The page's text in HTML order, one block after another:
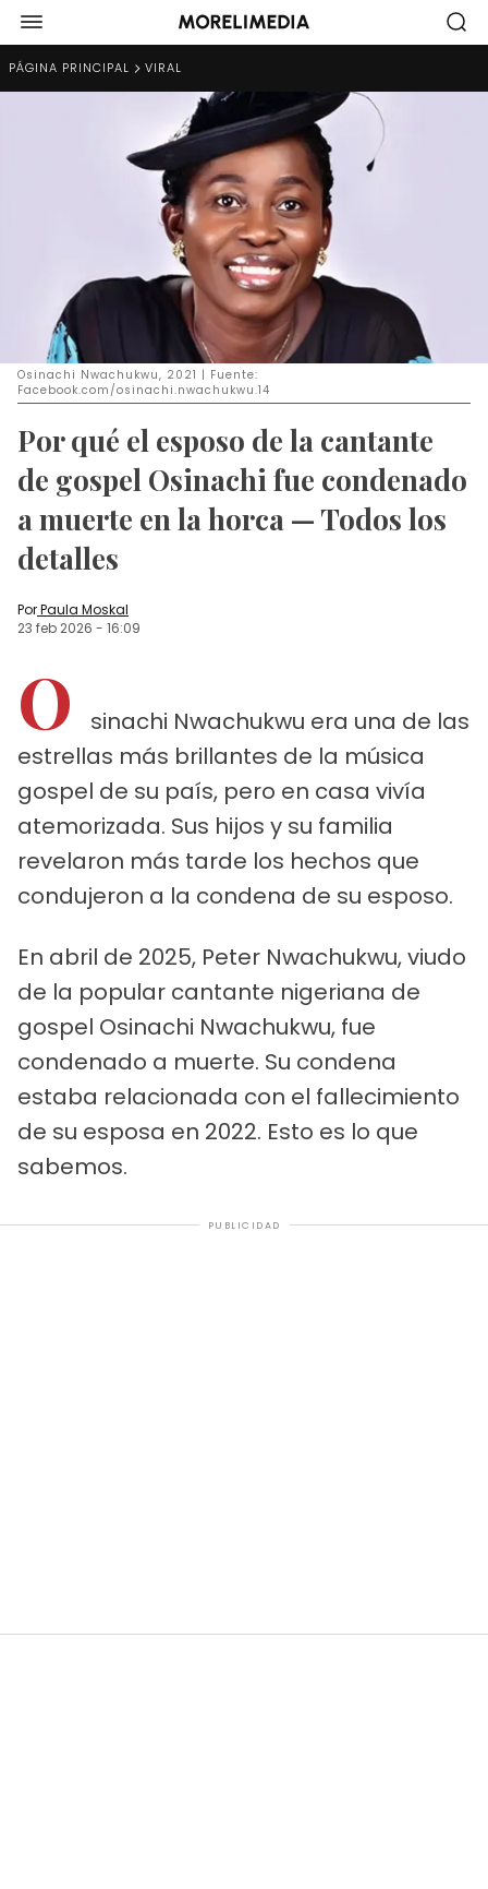
PÁGINA PRINCIPAL VIRAL
Osinachi Nwachukwu, 2021 | Fuente:
Facebook.com/osinachi.nwachukwu.14
Por qué el esposo de la cantante
de gospel Osinachi fue condenado
a muerte en la horca — Todos los
detalles
PorPaula Moskal
23 feb 2026 - 16:09
O
sinachi Nwachukwu era una de las
estrellas más brillantes de la música
gospel de su país, pero en casa vivía
atemorizada. Sus hijos y su familia
revelaron más tarde los hechos que
condujeron a la condena de su esposo.
En abril de 2025, Peter Nwachukwu, viudo
de la popular cantante nigeriana de
gospel Osinachi Nwachukwu, fue
condenado a muerte. Su condena
estaba relacionada con el fallecimiento
de su esposa en 2022. Esto es lo que
sabemos.
PUBLICIDAD